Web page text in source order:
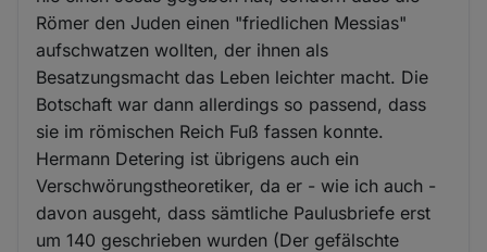
Römer den Juden einen "friedlichen Messias"
aufschwatzen wollten, der ihnen als
Besatzungsmacht das Leben leichter macht. Die
Botschaft war dann allerdings so passend, dass
sie im römischen Reich Fuß fassen konnte.
Hermann Detering ist übrigens auch ein
Verschwörungstheoretiker, da er - wie ich auch -
davon ausgeht, dass sämtliche Paulusbriefe erst
um 140 geschrieben wurden (Der gefälschte